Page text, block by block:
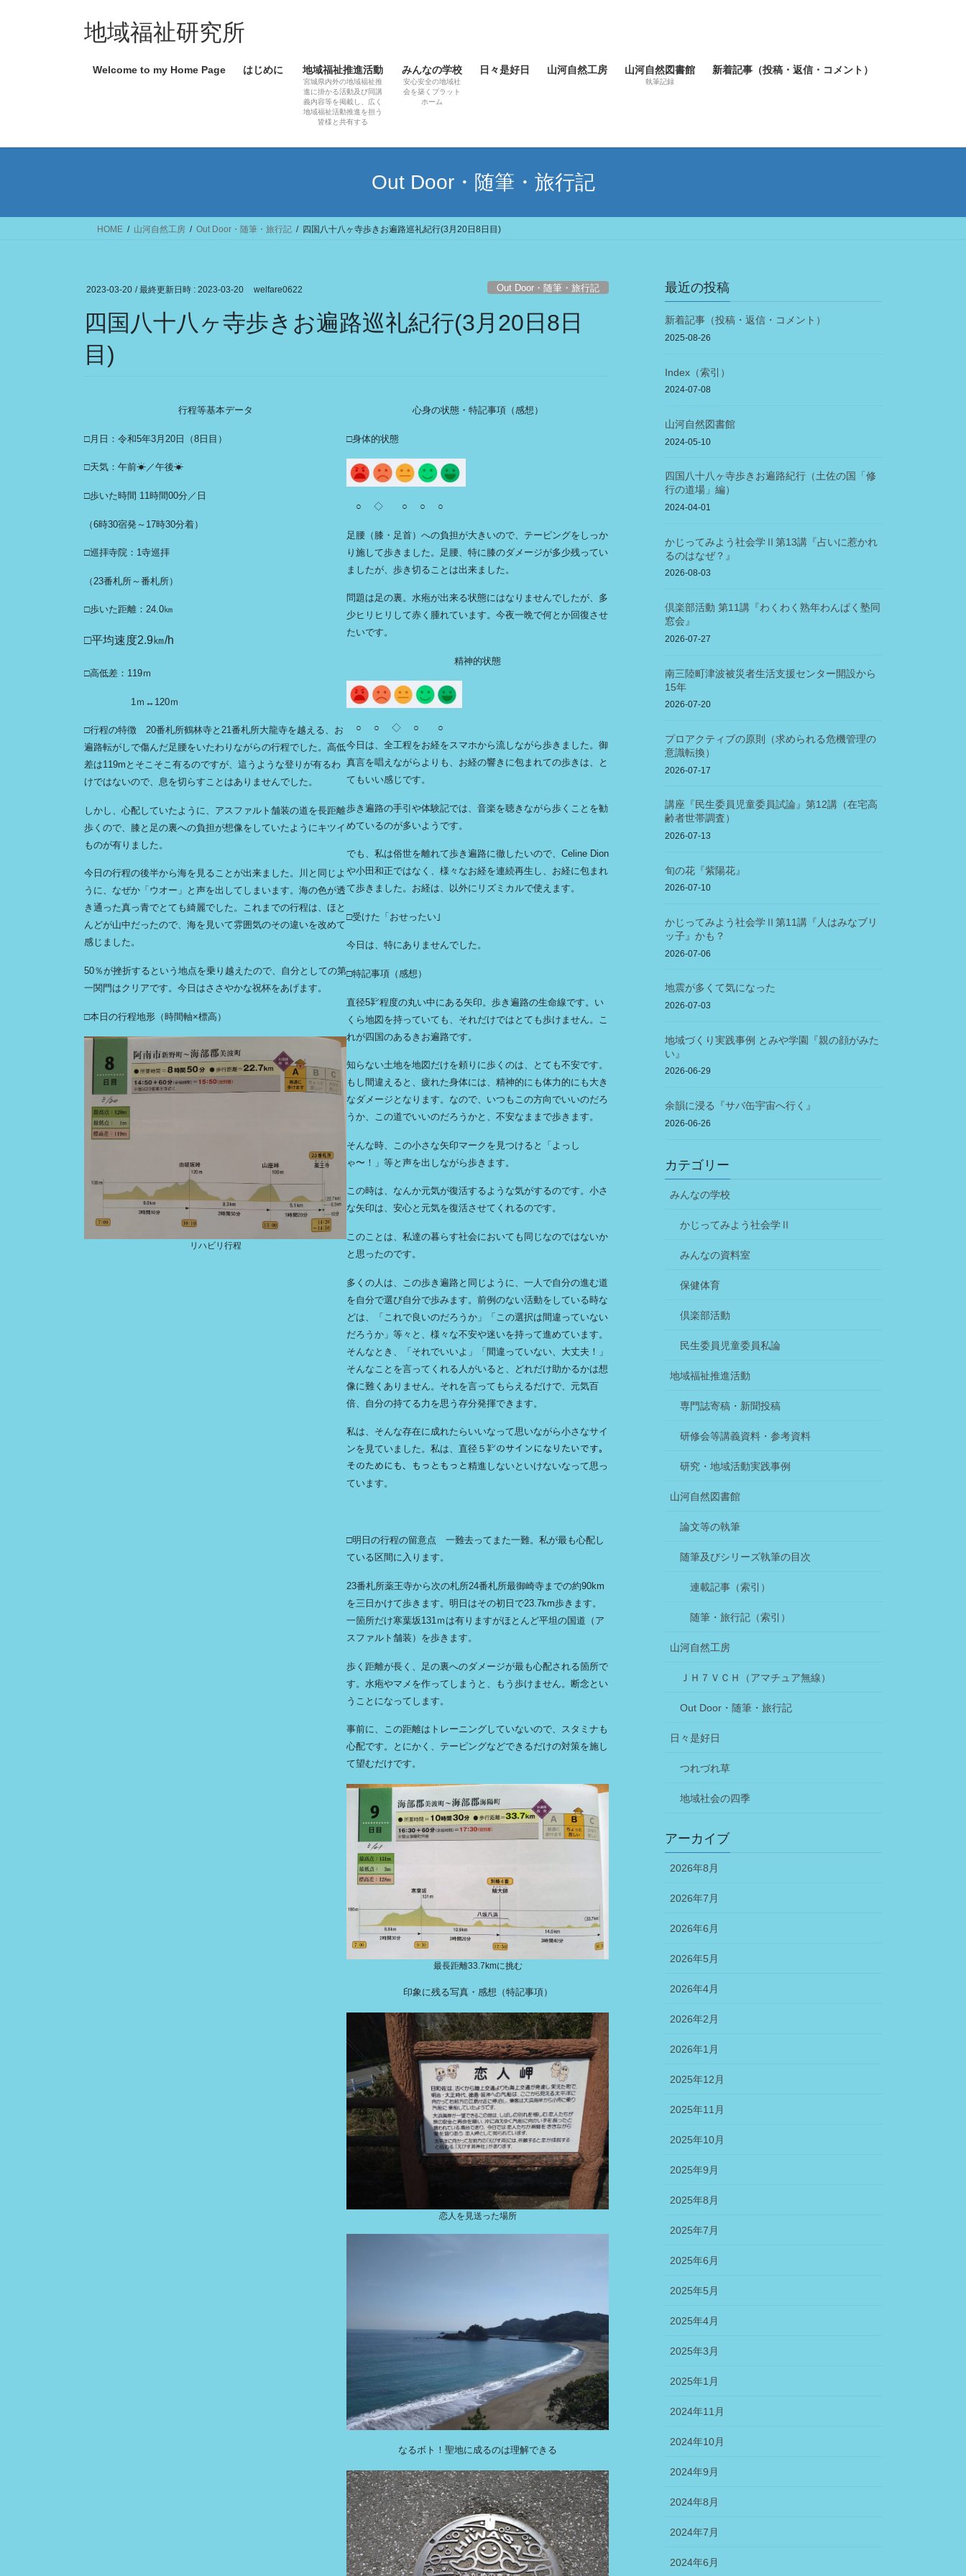
ッ
移
地域福祉研究所
Welcome to my Home Page はじめに 地域福祉推進活動
宮城県内外の地域福祉推
進に掛かる活動及び同講
義内容等を掲載し、広く
地域福祉活動推進を担う
皆様と共有する
みんなの学校
安心安全の地域社
会を築くプラット
ホーム
日々是好日 山河自然工房 山河自然図書館
執筆記録
新着記事（投稿・返信・コメント）
Out Door・随筆・旅行記
HOME 山河自然工房 Out Door・随筆・旅行記 四国八十八ヶ寺歩きお遍路巡礼紀行(3月20日8日目)
2023-03-20 / 最終更新日時 : 2023-03-20 welfare0622 Out Door・随筆・旅行記
四国八十八ヶ寺歩きお遍路巡礼紀行(3月20日8日
目)
行程等基本データ
□月日：令和5年3月20日（8日目）
□天気：午前☀／午後☀
□歩いた時間 11時間00分／日
（6時30宿発～17時30分着）
□巡拝寺院：1寺巡拝
（23番札所～番札所）
□歩いた距離：24.0㎞
□平均速度2.9㎞/h
□高低差：119ｍ
1ｍ↔120ｍ
□行程の特徴 20番札所鶴林寺と21番札所大龍寺を越える、お
遍路転がしで傷んだ足腰をいたわりながらの行程でした。高低
差は119mとそこそこ有るのですが、這うような登りが有るわ
けではないので、息を切らすことはありませんでした。
しかし、心配していたように、アスファルト舗装の道を長距離
歩くので、膝と足の裏への負担が想像をしていたようにキツイ
ものが有りました。
今日の行程の後半から海を見ることが出来ました。川と同じよ
うに、なぜか「ウオー」と声を出してしまいます。海の色が透
き通った真っ青でとても綺麗でした。これまでの行程は、ほと
んどが山中だったので、海を見いて雰囲気のその違いを改めて
感じました。
50％が挫折するという地点を乗り越えたので、自分としての第
一関門はクリアです。今日はささやかな祝杯をあげます。
□本日の行程地形（時間軸×標高）
リハビリ行程
心身の状態・特記事項（感想）
□身体的状態
○ ◇ ○ ○ ○
足腰（膝・足首）への負担が大きいので、テーピングをしっか
り施して歩きました。足腰、特に膝のダメージが多少残ってい
ましたが、歩き切ることは出来ました。
問題は足の裏。水疱が出来る状態にはなりませんでしたが、多
少ヒリヒリして赤く腫れています。今夜一晩で何とか回復させ
たいです。
精神的状態
○ ○ ◇ ○ ○
今日は、全工程をお経をスマホから流しながら歩きました。御
真言を唱えながらよりも、お経の響きに包まれての歩きは、と
てもいい感じです。
歩き遍路の手引や体験記では、音楽を聴きながら歩くことを勧
めているのが多いようです。
でも、私は俗世を離れて歩き遍路に徹したいので、Celine Dion
や小田和正ではなく、様々なお経を連続再生し、お経に包まれ
て歩きました。お経は、以外にリズミカルで使えます。
□受けた「おせったい｣
今日は、特にありませんでした。
□特記事項（感想）
直径5㌢程度の丸い中にある矢印。歩き遍路の生命線です。い
くら地図を持っていても、それだけではとても歩けません。こ
れが四国のあるきお遍路です。
知らない土地を地図だけを頼りに歩くのは、とても不安です。
もし間違えると、疲れた身体には、精神的にも体力的にも大き
なダメージとなります。なので、いつもこの方向でいいのだろ
うか、この道でいいのだろうかと、不安なままで歩きます。
そんな時、この小さな矢印マークを見つけると「よっし
ゃ〜！」等と声を出しながら歩きます。
この時は、なんか元気が復活するような気がするのです。小さ
な矢印は、安心と元気を復活させてくれるのです。
このことは、私達の暮らす社会においても同じなのではないか
と思ったのです。
多くの人は、この歩き遍路と同じように、一人で自分の進む道
を自分で選び自分で歩みます。前例のない活動をしている時な
どは、「これで良いのだろうか」「この選択は間違っていない
だろうか」等々と、様々な不安や迷いを持って進めています。
そんなとき、「それでいいよ」「間違っていない、大丈夫！」
そんなことを言ってくれる人がいると、どれだけ助かるかは想
像に難くありません。それを言ってもらえるだけで、元気百
倍、自分の持てる力を思う存分発揮できます。
私は、そんな存在に成れたらいいなって思いながら小さなサイ
ンを見ていました。私は、直径５㌢のサインになりたいです。
そのためにも、もっともっと精進しないといけないなって思っ
ています。
□明日の行程の留意点 一難去ってまた一難。私が最も心配し
ている区間に入ります。
23番札所薬王寺から次の札所24番札所最御崎寺までの約90km
を三日かけて歩きます。明日はその初日で23.7km歩きます。
一箇所だけ寒葉坂131ｍは有りますがほとんど平坦の国道（ア
スファルト舗装）を歩きます。
歩く距離が長く、足の裏へのダメージが最も心配される箇所で
す。水疱やマメを作ってしまうと、もう歩けません。断念とい
うことになってします。
事前に、この距離はトレーニングしていないので、スタミナも
心配です。とにかく、テーピングなどできるだけの対策を施し
て望むだけです。
最長距離33.7kmに挑む
印象に残る写真・感想（特記事項）
恋人を見送った場所
なるボト！聖地に成るのは理解できる
最近の投稿
新着記事（投稿・返信・コメント）
2025-08-26
Index（索引）
2024-07-08
山河自然図書館
2024-05-10
四国八十八ヶ寺歩きお遍路紀行（土佐の国「修
行の道場」編）
2024-04-01
かじってみよう社会学Ⅱ第13講『占いに惹かれ
るのはなぜ？』
2026-08-03
倶楽部活動 第11講『わくわく熟年わんぱく塾同
窓会』
2026-07-27
南三陸町津波被災者生活支援センター開設から
15年
2026-07-20
プロアクティブの原則（求められる危機管理の
意識転換）
2026-07-17
講座『民生委員児童委員試論』第12講（在宅高
齢者世帯調査）
2026-07-13
旬の花『紫陽花』
2026-07-10
かじってみよう社会学Ⅱ第11講『人はみなブリ
ッ子』かも？
2026-07-06
地震が多くて気になった
2026-07-03
地域づくり実践事例 とみや学園『親の顔がみた
い』
2026-06-29
余韻に浸る『サバ缶宇宙へ行く』
2026-06-26
カテゴリー
みんなの学校
かじってみよう社会学Ⅱ
みんなの資料室
保健体育
倶楽部活動
民生委員児童委員私論
地域福祉推進活動
専門誌寄稿・新聞投稿
研修会等講義資料・参考資料
研究・地域活動実践事例
山河自然図書館
論文等の執筆
随筆及びシリーズ執筆の目次
連載記事（索引）
随筆・旅行記（索引）
山河自然工房
ＪＨ７ＶＣＨ（アマチュア無線）
Out Door・随筆・旅行記
日々是好日
つれづれ草
地域社会の四季
アーカイブ
2026年8月
2026年7月
2026年6月
2026年5月
2026年4月
2026年2月
2026年1月
2025年12月
2025年11月
2025年10月
2025年9月
2025年8月
2025年7月
2025年6月
2025年5月
2025年4月
2025年3月
2025年1月
2024年11月
2024年10月
2024年9月
2024年8月
2024年7月
2024年6月